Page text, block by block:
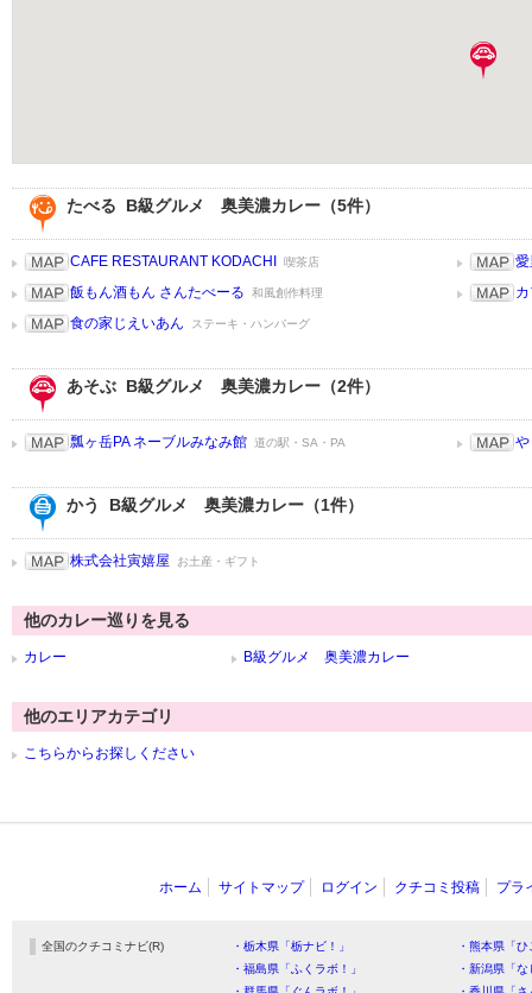
たべる B級グルメ 奥美濃カレー（5件）
CAFE RESTAURANT KODACHI 喫茶店
愛
飯もん酒もん さんたべーる
和風創作料理
食の家じえいあん
ステーキ・ハンバーグ
あそぶ B級グルメ 奥美濃カレー（2件）
瓢ヶ岳PA ネーブルみなみ館 道の駅・SA・PA
かう B級グルメ 奥美濃カレー（1件）
株式会社寅嬉屋 お土産・ギフト
他のカレー巡りを見る
カレー B級グルメ 奥美濃カレー
他のエリアカテゴリ
こちらからお探しください
ホーム サイトマップ ログイン クチコミ投稿 プラ
全国のクチコミナビ(R) ・栃木県「栃ナビ！」
・熊本県「
・福島県「ふくラボ！」
・新潟県「